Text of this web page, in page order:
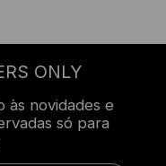
ONLY
às novidades e
só para